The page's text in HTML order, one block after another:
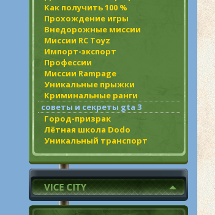
Как получить 100 %
Прохождение игры
Внедорожные миссии
Миссии RC Toyz
Импорт-экспорт
Профессии
Миссии Rampage
Уникальные прыжки
Криминальные ранги
советы и секреты gta 3
Город-призрак
Лётная школа Dodo
Уникальный транспорт